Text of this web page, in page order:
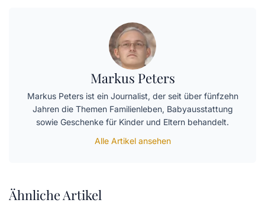
Markus Peters
Markus Peters ist ein Journalist, der seit über fünfzehn
Jahren die Themen Familienleben, Babyausstattung
sowie Geschenke für Kinder und Eltern behandelt.
Alle Artikel ansehen
Ähnliche Artikel